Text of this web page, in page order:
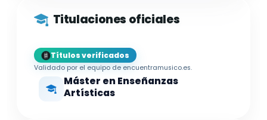
Titulaciones oficiales
Títulos verificados
Validado por el equipo de encuentramusico.es.
Máster en Enseñanzas
Artísticas